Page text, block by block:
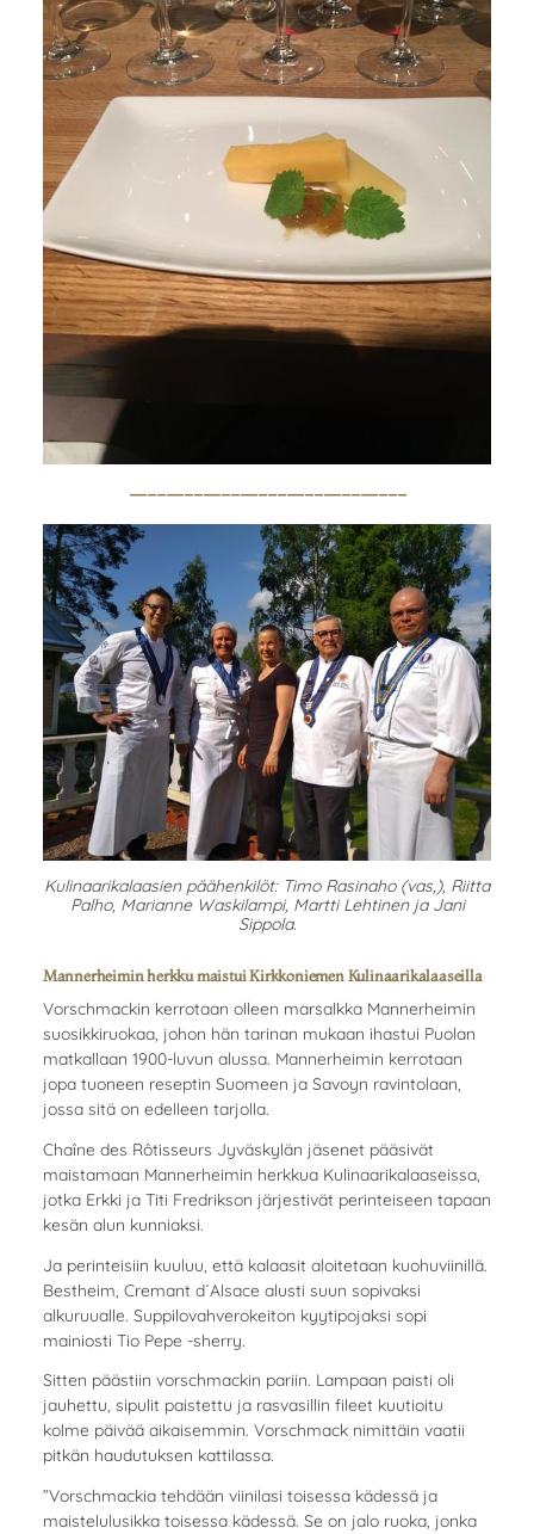
------------------------------
Kulinaarikalaasien päähenkilöt: Timo Rasinaho (vas,), Riitta
Palho, Marianne Waskilampi, Martti Lehtinen ja Jani
Sippola.
Mannerheimin herkku maistui Kirkkoniemen Kulinaarikalaaseilla
Vorschmackin kerrotaan olleen marsalkka Mannerheimin
suosikkiruokaa, johon hän tarinan mukaan ihastui Puolan
matkallaan 1900-luvun alussa. Mannerheimin kerrotaan
jopa tuoneen reseptin Suomeen ja Savoyn ravintolaan,
jossa sitä on edelleen tarjolla.
Chaîne des Rôtisseurs Jyväskylän jäsenet pääsivät
maistamaan Mannerheimin herkkua Kulinaarikalaaseissa,
jotka Erkki ja Titi Fredrikson järjestivät perinteiseen tapaan
kesän alun kunniaksi.
Ja perinteisiin kuuluu, että kalaasit aloitetaan kuohuviinillä.
Bestheim, Cremant d´Alsace alusti suun sopivaksi
alkuruualle. Suppilovahverokeiton kyytipojaksi sopi
mainiosti Tio Pepe -sherry.
Sitten päästiin vorschmackin pariin. Lampaan paisti oli
jauhettu, sipulit paistettu ja rasvasillin fileet kuutioitu
kolme päivää aikaisemmin. Vorschmack nimittäin vaatii
pitkän haudutuksen kattilassa.
”Vorschmackia tehdään viinilasi toisessa kädessä ja
maistelulusikka toisessa kädessä. Se on jalo ruoka, jonka